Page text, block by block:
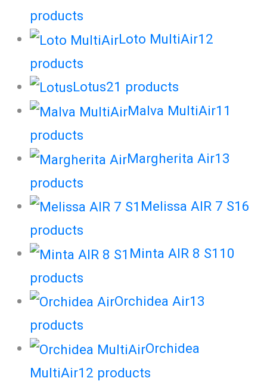
products
Loto MultiAir12
products
Lotus21 products
Malva MultiAir11
products
Margherita Air13
products
Melissa AIR 7 S1 6
products
Minta AIR 8 S1 10
products
Orchidea Air13
products
Orchidea
MultiAir12 products